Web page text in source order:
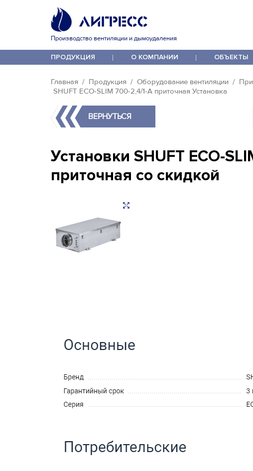
Производство вентиляции и дымоудаления
ПРОДУКЦИЯ О КОМПАНИИ ОБЪЕКТЫ
Главная Продукция Оборудование вентиляции
SHUFT ECO-SLIM 700-2,4/1-А приточная Установка
ВЕРНУТЬСЯ
Установки SHUFT ECO-
приточная со скидкой